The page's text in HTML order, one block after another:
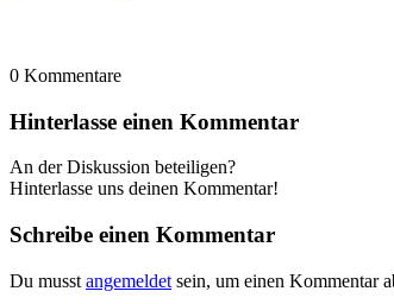
0 Kommentare
Hinterlasse einen Kommentar
An der Diskussion beteiligen?
Hinterlasse uns deinen Kommentar!
Schreibe einen Kommentar
Du musst angemeldet sein, um einen Kommentar